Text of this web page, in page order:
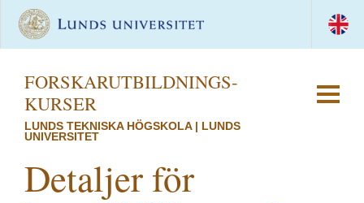
FORSKAR­UTBILDNINGS­
KURSER
LUNDS TEKNISKA HÖGSKOLA | LUNDS
UNIVERSITET
Detaljer för